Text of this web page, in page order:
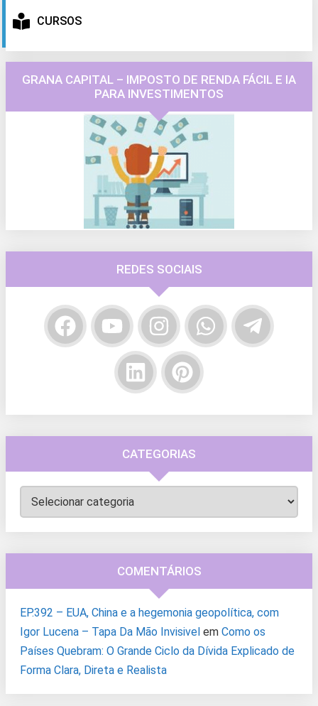
CURSOS
GRANA CAPITAL – IMPOSTO DE RENDA FÁCIL E IA
PARA INVESTIMENTOS
REDES SOCIAIS
CATEGORIAS
Categorias
COMENTÁRIOS
EP.392 – EUA, China e a hegemonia geopolítica, com
Igor Lucena – Tapa Da Mão Invisivel em Como os
Países Quebram: O Grande Ciclo da Dívida Explicado de
Forma Clara, Direta e Realista